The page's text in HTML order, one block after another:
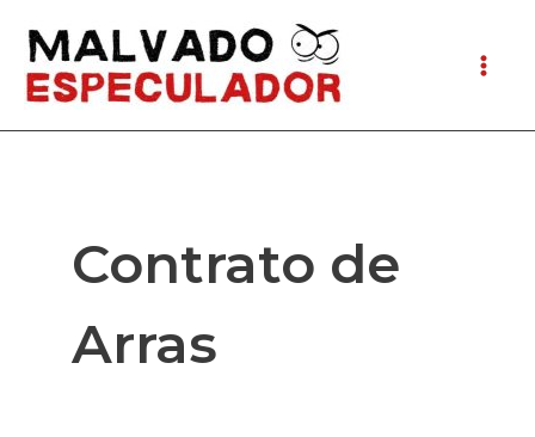
contenido
Contrato de
Arras